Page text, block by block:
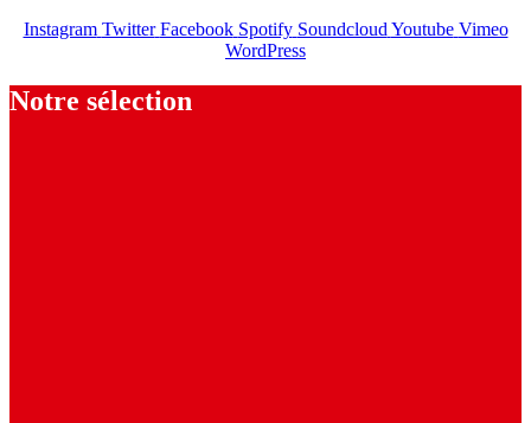
Instagram Twitter Facebook Spotify Soundcloud Youtube Vimeo
WordPress
Notre sélection